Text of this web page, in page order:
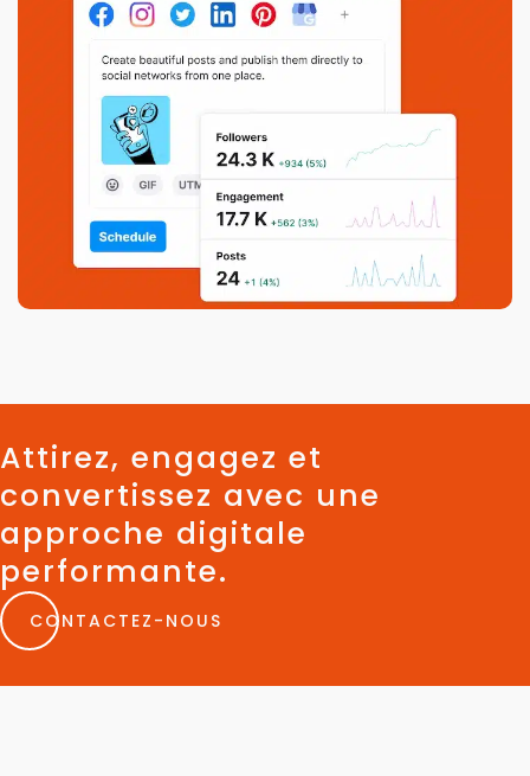
Attirez, engagez et
convertissez avec une
approche digitale
performante.
CONTACTEZ-NOUS